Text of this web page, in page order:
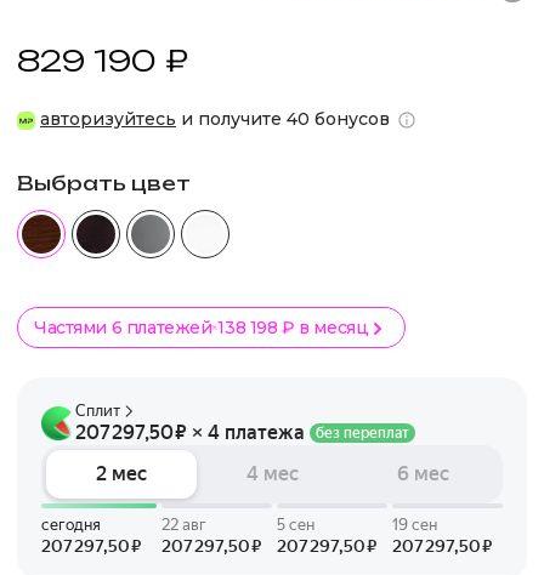
829 190 ₽
авторизуйтесь и получите 40 бонусов
Выбрать цвет
Частями 6 платежей 138 198 ₽ в месяц